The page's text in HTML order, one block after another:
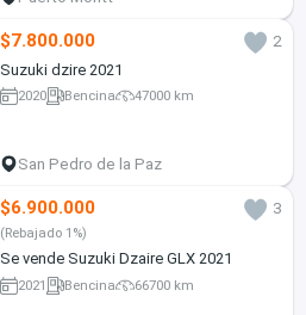
$7.800.000
2
Suzuki dzire 2021
2020 Bencina 47000 km
San Pedro de la Paz
$6.900.000 3
(Rebajado 1%)
Se vende Suzuki Dzaire GLX 2021
2021 Bencina 66700 km